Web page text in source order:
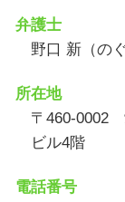
弁護士
野口 新（の
所在地
〒460-0002
ビル4階
電話番号